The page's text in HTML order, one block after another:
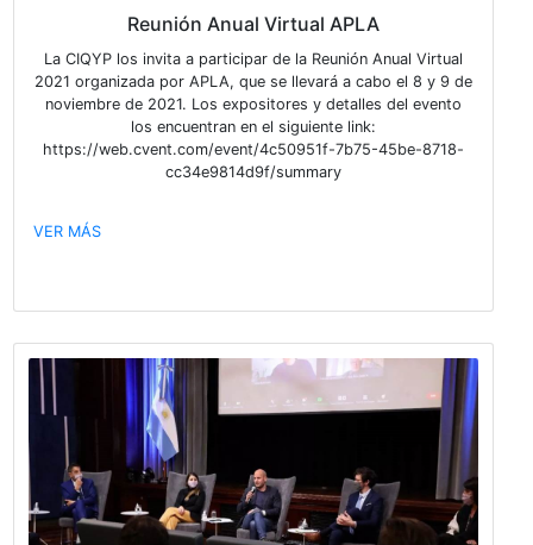
Invitación
La Cámara de la Industria Química y Petroquímica
agrado de invitarlos a la XIII Argentina Oil & Gas Expo
llevarse a cabo entre los días 20 y 23 de marzo
esperamos!
VER MÁS